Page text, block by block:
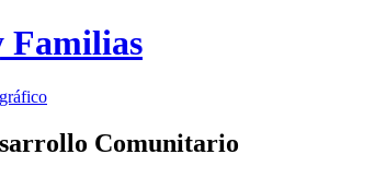
Familias
Comunitario